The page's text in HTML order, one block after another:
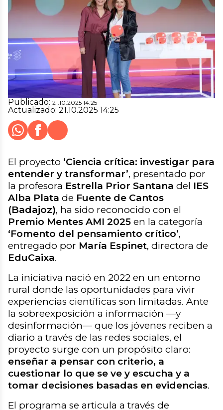
transformar’, ganador del Premio Mentes AMI
2025 en la categoría Fomento del Pensamiento
Crítico |Fundación Atresmedia
Fundación Atresmedia
Publicado: 21.10.2025 14:25
Actualizado: 21.10.2025 14:25
Whatsapp
Facebook
El proyecto ‘Ciencia crítica: investigar para
entender y transformar’, presentado por
la profesora Estrella Prior Santana del IES
Alba Plata de Fuente de Cantos
(Badajoz), ha sido reconocido con el
Premio Mentes AMI 2025 en la categoría
‘Fomento del pensamiento crítico’,
entregado por María Espinet, directora de
EduCaixa.
La iniciativa nació en 2022 en un entorno
rural donde las oportunidades para vivir
experiencias científicas son limitadas. Ante
la sobreexposición a información —y
desinformación— que los jóvenes reciben a
diario a través de las redes sociales, el
proyecto surge con un propósito claro:
enseñar a pensar con criterio, a
cuestionar lo que se ve y escucha y a
tomar decisiones basadas en evidencias.
El programa se articula a través de